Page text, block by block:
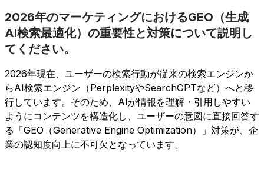
2026年のマーケティングにおけるGEO（生成
AI検索最適化）の重要性と対策について説明し
てください。
2026年現在、ユーザーの検索行動が従来の検索エンジンか
らAI検索エンジン（PerplexityやSearchGPTなど）へと移
行しています。そのため、AIが情報を理解・引用しやすい
ようにコンテンツを構造化し、ユーザーの意図に直接回答す
る「GEO（Generative Engine Optimization）」対策が、企
業の認知度向上に不可欠となっています。